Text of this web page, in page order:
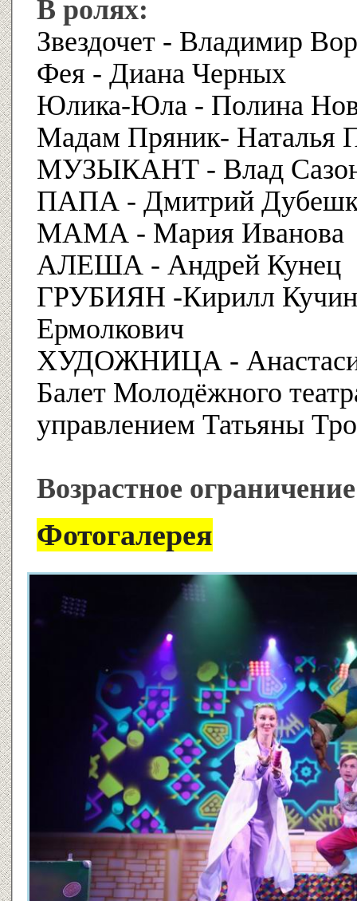
В ролях:
Звездочет - Владимир
Фея - Диана Черных
Юлика-Юла - Полина
Мадам Пряник- Наталья
МУЗЫКАНТ - Влад
ПАПА - Дмитрий
МАМА - Мария Иванова
АЛЕША - Андрей Кунец
ГРУБИЯН -Кирилл
Ермолкович
ХУДОЖНИЦА -
Балет Молодёжного
управлением Татьяны
Возрастное
Фотогалерея